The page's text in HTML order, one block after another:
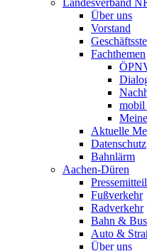
Landesverband
Über uns
Vorstand
Fachthemen
mobil
Aktuelle
Datenschutz
Bahnlärm
Aachen-Düren
Fußverkehr
Radverkehr
Bahn & Bus
Auto &
Über uns